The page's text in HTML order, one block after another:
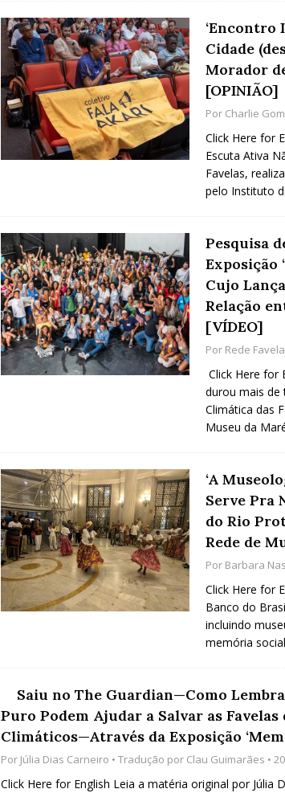
#OLHONOLEGADO
‘Encontro
Cidade
Morador
[OPINIÃO]
Por Charlie
Click Here for
Escuta Ativa
Favelas,
pelo Instituto
Pesquisa
Exposição
Cujo
Relação
[VÍDEO]
Por Rede
Click Here for
durou mais de
Climática das
Museu da
‘A
Serve Pra
do Rio
Rede de
Por Barbara
Click Here for
Banco do
incluindo
memória
Saiu no The Guardian—Como
Puro Podem Ajudar a Salvar as
Climáticos—Através da Exposição
Por Júlia Dias Carneiro • Tradução por Clau Guimarães •
Click Here for English Leia a matéria original por Júlia